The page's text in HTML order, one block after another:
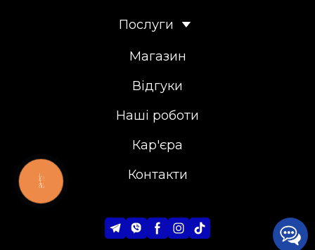
Послуги
Магазин
Відгуки
Наші роботи
Кар'єра
Контакти
КНОПКА
ЗВ'ЯЗКУ